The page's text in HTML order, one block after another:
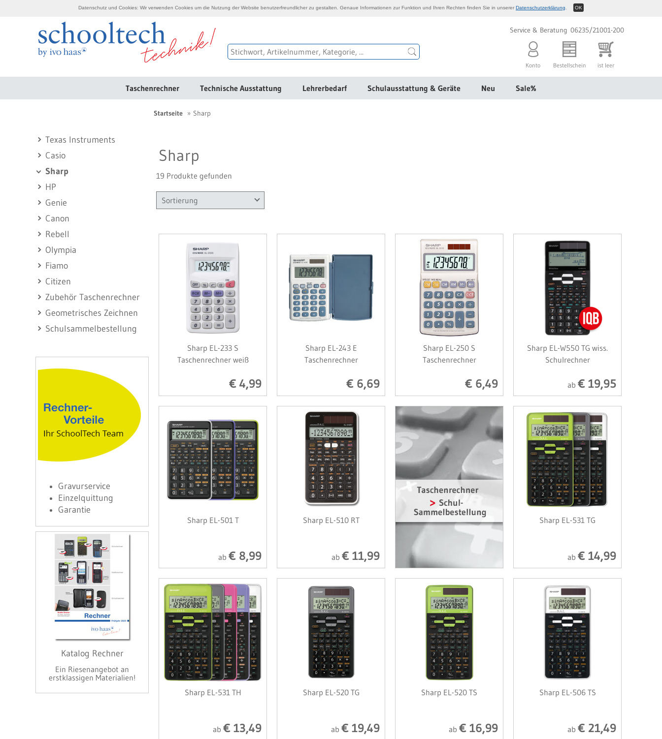
Service & Beratung 06235/21001-200
Konto Bestellschein ist leer
Taschenrechner Technische Ausstattung Lehrerbedarf Schulausstattung & Geräte Neu Sale%
Texas Instruments
Casio
Sharp
HP
Genie
Canon
Rebell
Olympia
Fiamo
Citizen
Zubehör Taschenrechner
Geometrisches Zeichnen
Schulsammelbestellung
Gravurservice
Einzelquittung
Garantie
Katalog Rechner
Ein Riesenangebot an
erstklassigen Materialien!
Startseite Sharp
Sharp
19 Produkte gefunden
Sortierung
Sharp EL-233 S
Taschenrechner weiß
€ 4,99
Sharp EL-243 E
Taschenrechner
€ 6,69
Sharp EL-250 S
Taschenrechner
€ 6,49
Sharp EL-W550 TG wiss.
Schulrechner
ab € 19,95
Sharp EL-501 T
ab € 8,99
Sharp EL-510 RT
ab € 11,99
Sharp EL-531 TG
ab € 14,99
Sharp EL-531 TH
ab € 13,49
Sharp EL-520 TG
ab € 19,49
Sharp EL-520 TS
ab € 16,99
Sharp EL-506 TS
ab € 21,49
Datenschutz und Cookies: Wir verwenden Cookies um die Nutzung der Website benutzerfreundlicher zu gestalten. Genaue Informationen zur Funktion und Ihren Rechten finden Sie in unserer Datenschutzerklärung OK